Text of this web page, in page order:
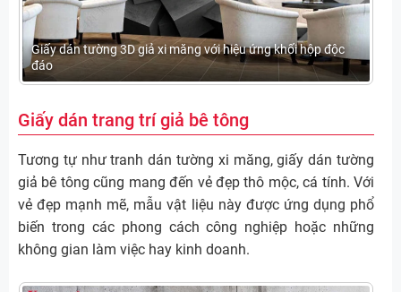
Giấy dán tường 3D giả xi măng với hiệu ứng khối hộp độc
đáo
Giấy dán trang trí giả bê tông
Tương tự như tranh dán tường xi măng, giấy dán tường
giả bê tông cũng mang đến vẻ đẹp thô mộc, cá tính. Với
vẻ đẹp mạnh mẽ, mẫu vật liệu này được ứng dụng phổ
biến trong các phong cách công nghiệp hoặc những
không gian làm việc hay kinh doanh.